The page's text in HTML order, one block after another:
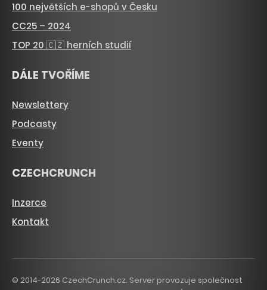
100 největších e-shopů v Česku
CC25 – 2024
TOP 20 🇨🇿 herních studií
DÁLE TVOŘÍME
Newslettery
Podcasty
Eventy
CZECHCRUNCH
Inzerce
Kontakt
© 2014-2026 CzechCrunch.cz. Server provozuje společnost